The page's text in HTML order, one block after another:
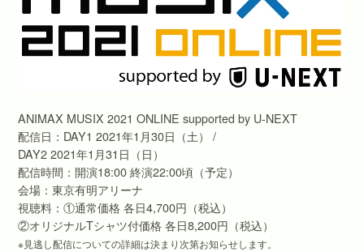
ANIMAX MUSIX 2021 ONLINE supported by U-NEXT
配信日：DAY1 2021年1月30日（土） /
DAY2 2021年1月31日（日）
配信時間：開演18:00 終演22:00頃（予定）
会場：東京有明アリーナ
視聴料：①通常価格 各日4,700円（税込）
②オリジナルTシャツ付価格 各日8,200円（税込）
※見逃し配信についての詳細は決まり次第お知らせします。